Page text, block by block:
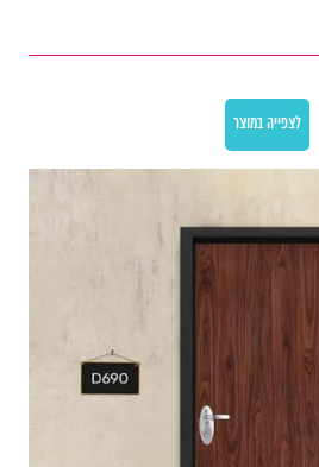
לצפייה במוצר